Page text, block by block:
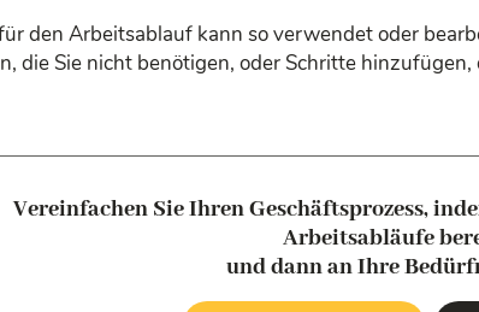
den Arbeitsablauf kann so verwendet oder
die Sie nicht benötigen, oder Schritte
Vereinfachen Sie Ihren Geschäftsprozess,
Arbeitsabläufe
und dann an Ihre